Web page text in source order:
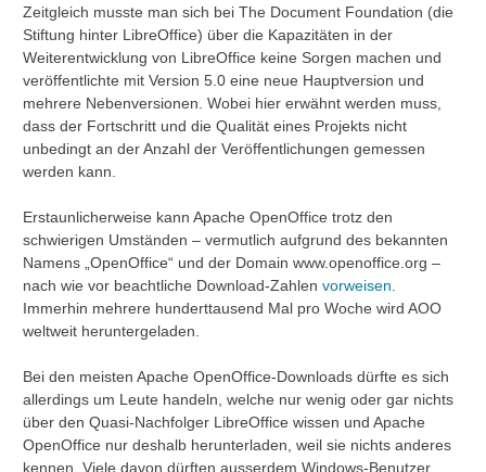
Zeitgleich musste man sich bei The Document Foundation (die
Stiftung hinter LibreOffice) über die Kapazitäten in der
Weiterentwicklung von LibreOffice keine Sorgen machen und
veröffentlichte mit Version 5.0 eine neue Hauptversion und
mehrere Nebenversionen. Wobei hier erwähnt werden muss,
dass der Fortschritt und die Qualität eines Projekts nicht
unbedingt an der Anzahl der Veröffentlichungen gemessen
werden kann.
Erstaunlicherweise kann Apache OpenOffice trotz den
schwierigen Umständen – vermutlich aufgrund des bekannten
Namens „OpenOffice“ und der Domain www.openoffice.org –
nach wie vor beachtliche Download-Zahlen vorweisen.
Immerhin mehrere hunderttausend Mal pro Woche wird AOO
weltweit heruntergeladen.
Bei den meisten Apache OpenOffice-Downloads dürfte es sich
allerdings um Leute handeln, welche nur wenig oder gar nichts
über den Quasi-Nachfolger LibreOffice wissen und Apache
OpenOffice nur deshalb herunterladen, weil sie nichts anderes
kennen. Viele davon dürften ausserdem Windows-Benutzer